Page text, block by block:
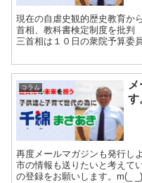
現在の自虐史観的歴史教育か
首相、教科書検定制度を批
三首相は１０日の衆院予算委
コラム
す
再度メールマガジンも発行し
市の情報も送りたいと考えて
の登録をお願いします。m(_